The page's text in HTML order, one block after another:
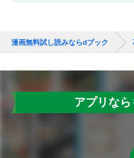
漫画無料試し読みならdブック
アプリなら